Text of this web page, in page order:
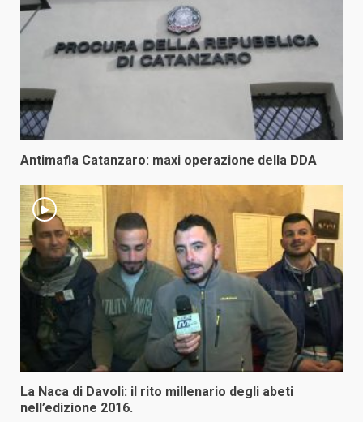
Antimafia Catanzaro: maxi operazione della DDA
La Naca di Davoli: il rito millenario degli abeti
nell’edizione 2016.